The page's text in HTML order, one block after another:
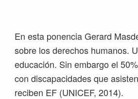
navegación
principal
contenido
principal
barra
lateral
principal
página
En esta ponencia Gerard
sobre los derechos humanos.
educación. Sin embargo el
con discapacidades que
reciben EF (UNICEF, 2014).